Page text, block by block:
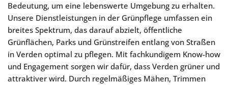
Bedeutung, um eine lebenswerte Umgebung zu erhalten.
Unsere Dienstleistungen in der Grünpflege umfassen ein
breites Spektrum, das darauf abzielt, öffentliche
Grünflächen, Parks und Grünstreifen entlang von Straßen
in Verden optimal zu pflegen. Mit fachkundigem Know-how
und Engagement sorgen wir dafür, dass Verden grüner und
attraktiver wird. Durch regelmäßiges Mähen, Trimmen